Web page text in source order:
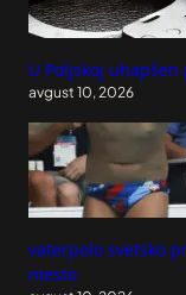
U Poljskoj
avgust 10, 2026
vaterpolo svetsko
mesto